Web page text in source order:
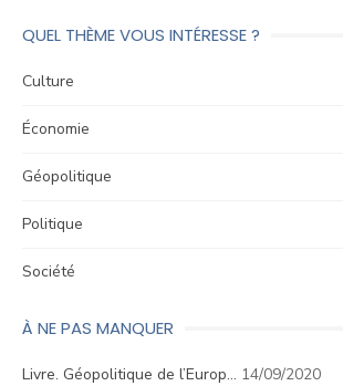
QUEL THÈME VOUS INTÉRESSE ?
Culture
Économie
Géopolitique
Politique
Société
À NE PAS MANQUER
Livre. Géopolitique de l’Europ… 14/09/2020